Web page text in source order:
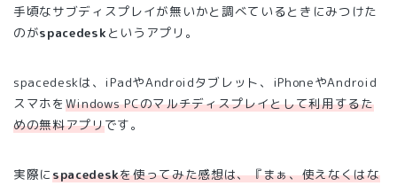
手頃なサブディスプレイが無いかと調べているときにみつけた
のがspacedesk というアプリ。
spacedeskは、iPadやAndroidタブレット、iPhoneやAndroid
スマホを Windows PCのマルチディスプレイとして利用するた
めの無料アプリです。
実際にspacedeskを使ってみた感想は、『まぁ、使えなくはな